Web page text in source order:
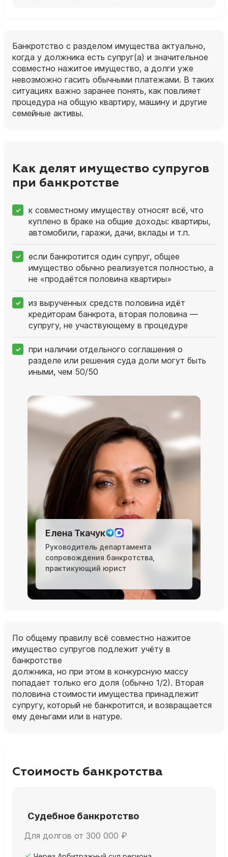
Банкротство с разделом имущества актуально,
когда у должника есть супруг(а) и значительное
совместно нажитое имущество, а долги уже
невозможно гасить обычными платежами. В таких
ситуациях важно заранее понять, как повлияет
процедура на общую квартиру, машину и другие
семейные активы.
Как делят имущество супругов
при банкротстве
к совместному имуществу относят всё, что
куплено в браке на общие доходы: квартиры,
автомобили, гаражи, дачи, вклады и т.п.
если банкротится один супруг, общее
имущество обычно реализуется полностью, а
не «продаётся половина квартиры»
из вырученных средств половина идёт
кредиторам банкрота, вторая половина —
супругу, не участвующему в процедуре
при наличии отдельного соглашения о
разделе или решения суда доли могут быть
иными, чем 50/50
Елена Ткачук
Руководитель департамента
сопровождения банкротства,
практикующий юрист
По общему правилу всё совместно нажитое
имущество супругов подлежит учёту в
банкротстве
должника, но при этом в конкурсную массу
попадает только его доля (обычно 1/2). Вторая
половина стоимости имущества принадлежит
супругу, который не банкротится, и возвращается
ему деньгами или в натуре.
Стоимость банкротства
Судебное банкротство
Для долгов от 300 000 ₽